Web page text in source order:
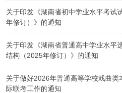
关于印发《湖南省初中学业水平考试
年修订）》的通知
关于印发《湖南省普通高中学业水平
结构（2025年修订）》的通知
关于做好2026年普通高等学校戏曲类
际联考工作的通知